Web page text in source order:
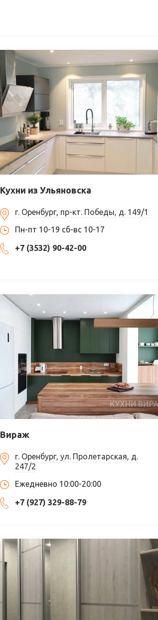
Кухни из Ульяновска
г. Оренбург, пр-кт. Победы, д. 149/1
Пн-пт 10-19 сб-вс 10-17
+7 (3532) 90-42-00
Вираж
г. Оренбург, ул. Пролетарская, д.
247/2
Ежедневно 10:00-20:00
+7 (927) 329-88-79